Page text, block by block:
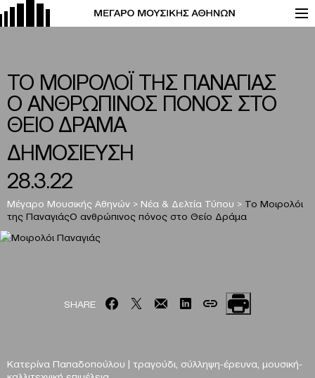
ΤΟ ΜΟΙΡΟΛΟΪ ΤΗΣ ΠΑΝΑΓΙΑΣ
O ΑΝΘΡΩΠΙΝΟΣ ΠΟΝΟΣ ΣΤΟ
ΘΕΙΟ ΔΡΑΜΑ
ΔΗΜΟΣΙΕΥΣΗ
28.3.22
Μέγαρο Μουσικής Αθηνών > Νέα & Δελτία Τύπου > Το Μοιρολόι
της ΠαναγιάςO ανθρώπινος πόνος στο Θείο Δράμα
SHARE
Κατερίνα Παπαδοπούλου | τραγούδι, σύλληψη-έρευνα, μουσική-